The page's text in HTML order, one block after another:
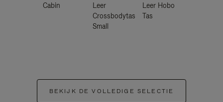
Cabin
Leer
Crossbodytas
Small
Leer Hobo
Tas
BEKIJK DE VOLLEDIGE SELECTIE